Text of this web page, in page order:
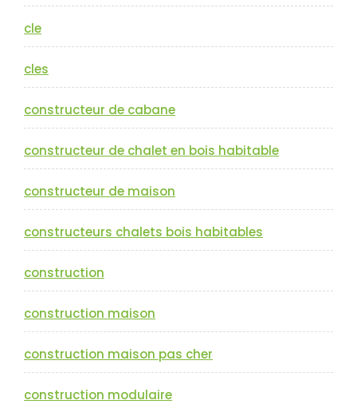
cle
cles
constructeur de cabane
constructeur de chalet en bois habitable
constructeur de maison
constructeurs chalets bois habitables
construction
construction maison
construction maison pas cher
construction modulaire